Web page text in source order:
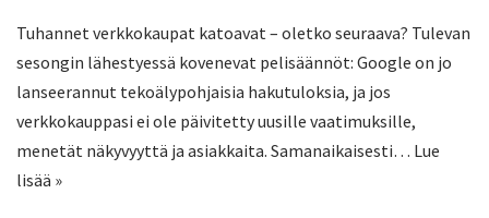
Tuhannet verkkokaupat katoavat – oletko seuraava? Tulevan
sesongin lähestyessä kovenevat pelisäännöt: Google on jo
lanseerannut tekoälypohjaisia hakutuloksia, ja jos
verkkokauppasi ei ole päivitetty uusille vaatimuksille,
menetät näkyvyyttä ja asiakkaita. Samanaikaisesti… Lue
lisää »